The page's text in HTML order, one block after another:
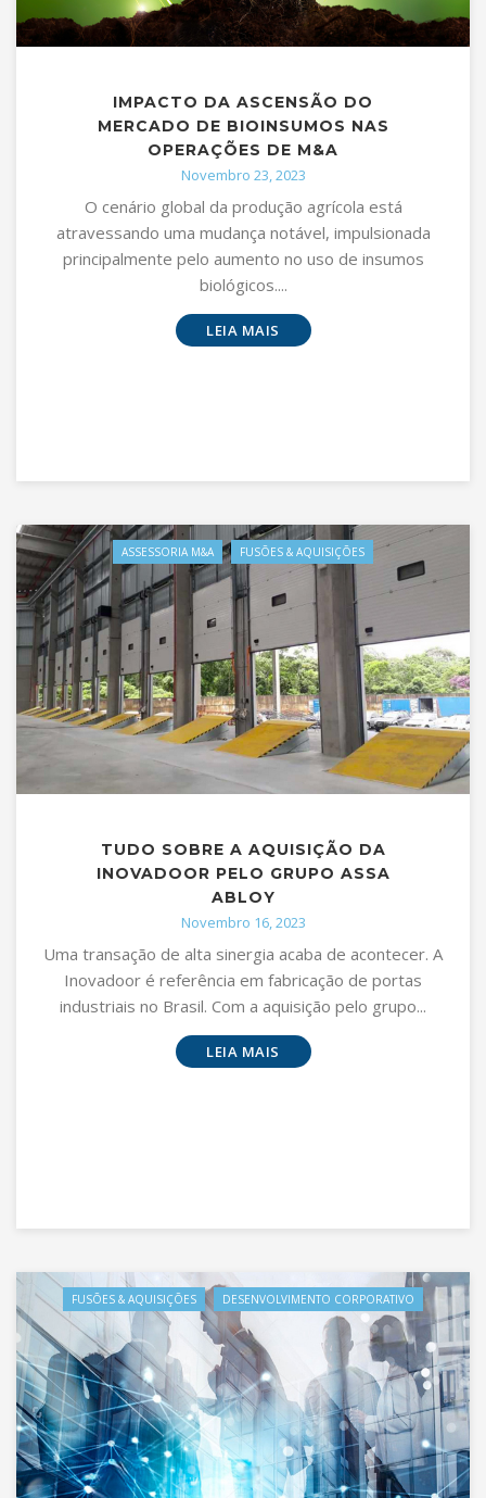
IMPACTO DA ASCENSÃO DO
MERCADO DE BIOINSUMOS NAS
OPERAÇÕES DE M&A
Novembro 23, 2023
O cenário global da produção agrícola está
atravessando uma mudança notável, impulsionada
principalmente pelo aumento no uso de insumos
biológicos....
LEIA MAIS
ASSESSORIA M&A FUSÕES & AQUISIÇÕES
TUDO SOBRE A AQUISIÇÃO DA
INOVADOOR PELO GRUPO ASSA
ABLOY
Novembro 16, 2023
Uma transação de alta sinergia acaba de acontecer. A
Inovadoor é referência em fabricação de portas
industriais no Brasil. Com a aquisição pelo grupo...
LEIA MAIS
FUSÕES & AQUISIÇÕES DESENVOLVIMENTO CORPORATIVO